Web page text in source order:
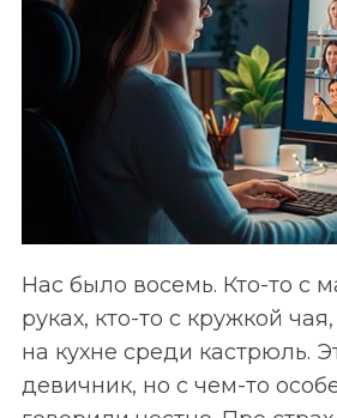
Нас было восемь. Кто-то с
руках, кто-то с кружкой
на кухне среди кастрюль.
девичник, но с чем-то